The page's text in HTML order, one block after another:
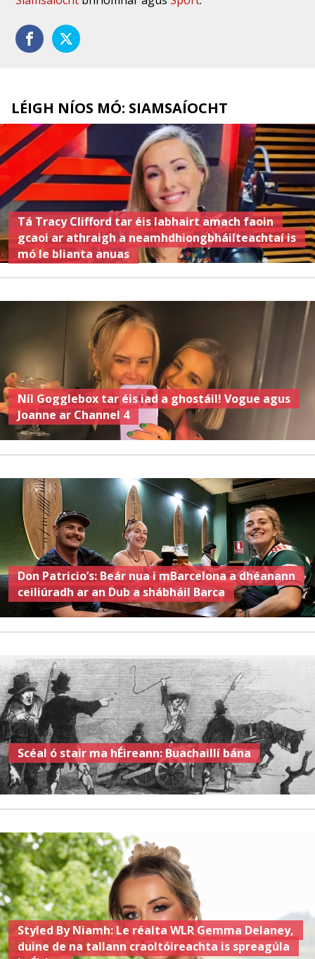
LÉIGH NÍOS MÓ: SIAMSAÍOCHT
Tá Tracy Clifford tar éis labhairt amach faoin
gcaoi ar athraigh a neamhdhiongbháilteachtaí is
mó le blianta anuas
Níl Gogglebox tar éis iad a ghostáil! Vogue agus
Joanne ar Channel 4
Don Patricio’s: Beár nua i mBarcelona a dhéanann
ceiliúradh ar an Dub a shábháil Barca
Scéal ó stair ma hÉireann: Buachaillí bána
Styled By Niamh: Le réalta WLR Gemma Delaney,
duine de na tallann craoltóireachta is spreagúla